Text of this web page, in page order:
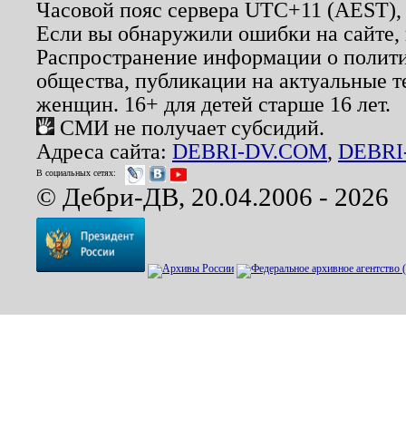
Часовой пояс сервера UTC+11
Если вы обнаружили ошибки на
Распространение информации о
общества, публикации на актуальные
женщин. 16+ для детей старше 16 лет.
СМИ не получает субсидий.
Адреса сайта: DEBRI-DV.COM,
В социальных сетях:
© Дебри-ДВ, 20.04.2006 - 2026